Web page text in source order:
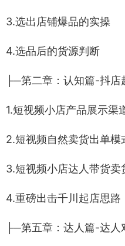
3.选出店铺爆品的实操
4.选品后的货源判断
├─第二章：认知篇-抖店
1.短视频小店产品展示渠
2.短视频自然卖货出单模
3.短视频小店达人带货卖
4.重磅出击千川起店思路
├─第五章：达人篇-达人